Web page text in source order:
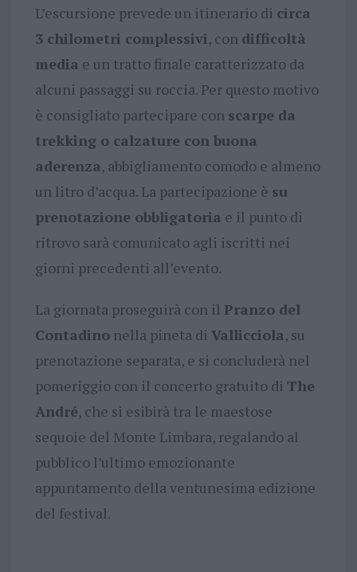
L’escursione prevede un itinerario di circa
3 chilometri complessivi, con difficoltà
media e un tratto finale caratterizzato da
alcuni passaggi su roccia. Per questo motivo
è consigliato partecipare con scarpe da
trekking o calzature con buona
aderenza, abbigliamento comodo e almeno
un litro d’acqua. La partecipazione è su
prenotazione obbligatoria e il punto di
ritrovo sarà comunicato agli iscritti nei
giorni precedenti all’evento.
La giornata proseguirà con il Pranzo del
Contadinonella pineta di Vallicciola, su
prenotazione separata, e si concluderà nel
pomeriggio con il concerto gratuito di The
André, che si esibirà tra le maestose
sequoie del Monte Limbara, regalando al
pubblico l’ultimo emozionante
appuntamento della ventunesima edizione
del festival.